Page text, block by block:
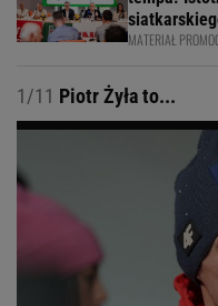
MATERIAŁ
1/11 Piotr Żyła to...